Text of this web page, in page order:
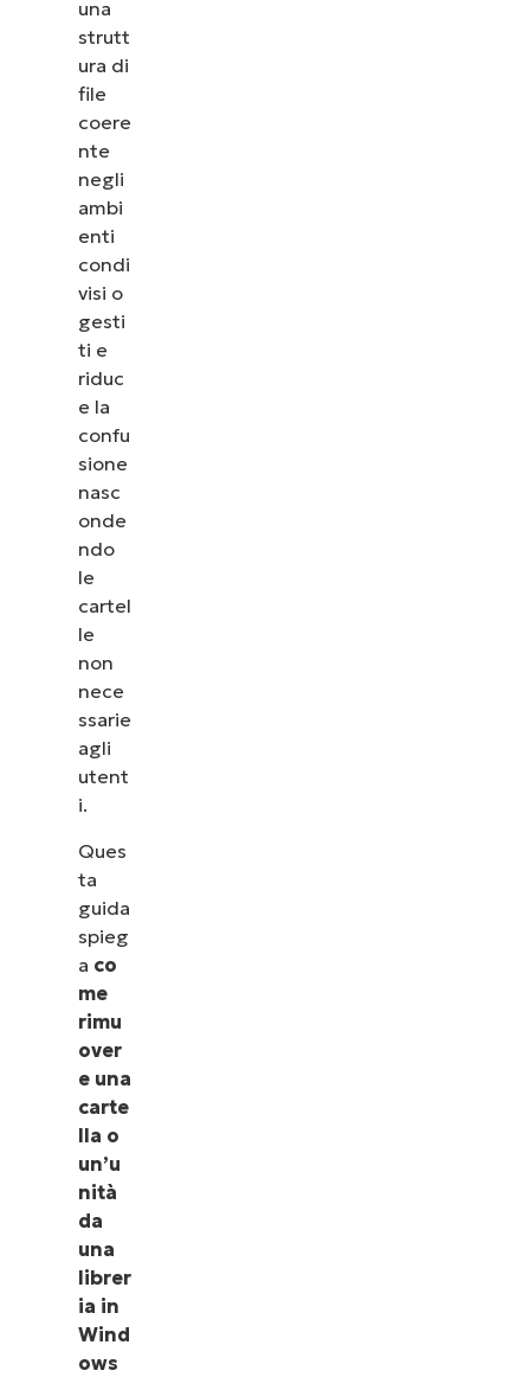
una
strutt
ura di
file
coere
nte
negli
ambi
enti
condi
visi o
gesti
ti e
riduc
e la
confu
sione
nasc
onde
ndo
le
cartel
le
non
nece
ssarie
agli
utent
i.
Ques
ta
guida
spieg
a co
me
rimu
over
e una
carte
lla o
un’u
nità
da
una
librer
ia in
Wind
ows